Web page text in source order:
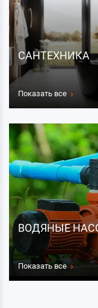
САНТЕХНИКА
Показать все
ВОДЯНЫЕ
Показать все